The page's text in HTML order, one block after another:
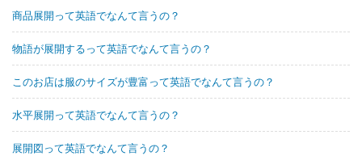
商品展開って英語でなんて言うの？
物語が展開するって英語でなんて言うの？
このお店は服のサイズが豊富って英語でなんて言うの？
水平展開って英語でなんて言うの？
展開図って英語でなんて言うの？